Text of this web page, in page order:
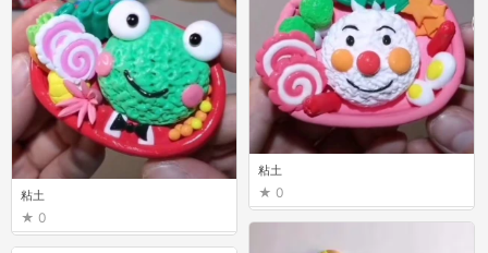
粘土
0
粘土
0